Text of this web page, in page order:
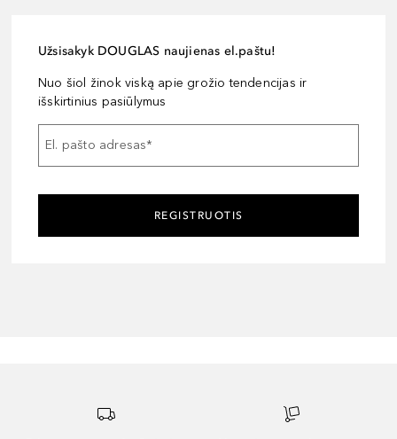
Užsisakyk DOUGLAS naujienas el.paštu!
Nuo šiol žinok viską apie grožio tendencijas ir
išskirtinius pasiūlymus
El. pašto adresas*
REGISTRUOTIS